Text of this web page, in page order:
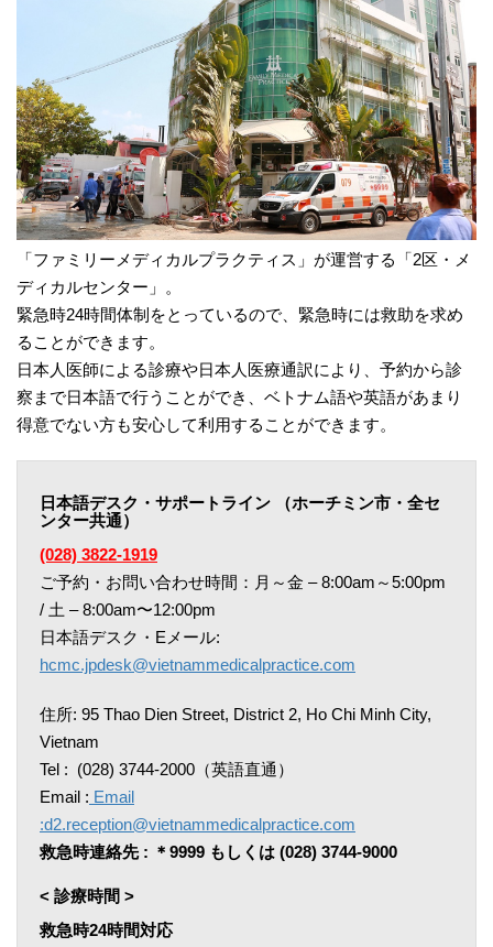
「ファミリーメディカルプラクティス」が運営する「2区・メ
ディカルセンター」。
緊急時24時間体制をとっているので、緊急時には救助を求め
ることができます。
日本人医師による診療や日本人医療通訳により、予約から診
察まで日本語で行うことができ、ベトナム語や英語があまり
得意でない方も安心して利用することができます。
日本語デスク・サポートライン （ホーチミン市・全セ
ンター共通）
(028) 3822-1919
ご予約・お問い合わせ時間：月～金 – 8:00am～5:00pm
/ 土 – 8:00am〜12:00pm
日本語デスク・Eメール:
hcmc.jpdesk@vietnammedicalpractice.com
住所: 95 Thao Dien Street, District 2, Ho Chi Minh City,
Vietnam
Tel : (028) 3744-2000（英語直通）
Email : Email
:d2.reception@vietnammedicalpractice.com
救急時連絡先 : ＊9999 もしくは (028) 3744-9000
< 診療時間 >
救急時24時間対応